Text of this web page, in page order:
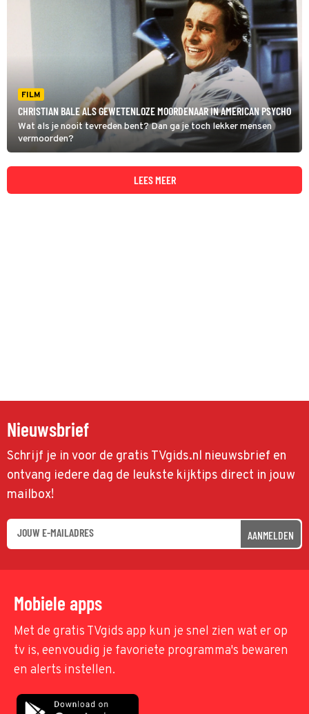
FILM
CHRISTIAN BALE ALS GEWETENLOZE MOORDENAAR IN AMERICAN PSYCHO
Wat als je nooit tevreden bent? Dan ga je toch lekker mensen
vermoorden?
LEES MEER
Nieuwsbrief
Schrijf je in voor de gratis TVgids.nl nieuwsbrief en
ontvang iedere dag de leukste kijktips direct in jouw
mailbox!
AANMELDEN
Mobiele apps
Met de gratis TVgids app kun je snel zien wat er op
tv is, eenvoudig je favoriete programma's bewaren
en alerts instellen.